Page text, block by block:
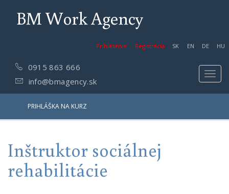
BM Work Agency
Prihlásenie Registrácia SK EN DE HU
0915 863 666
info@bmagency.sk
PRIHLÁŠKA NA KURZ
Inštruktor sociálnej
rehabilitácie